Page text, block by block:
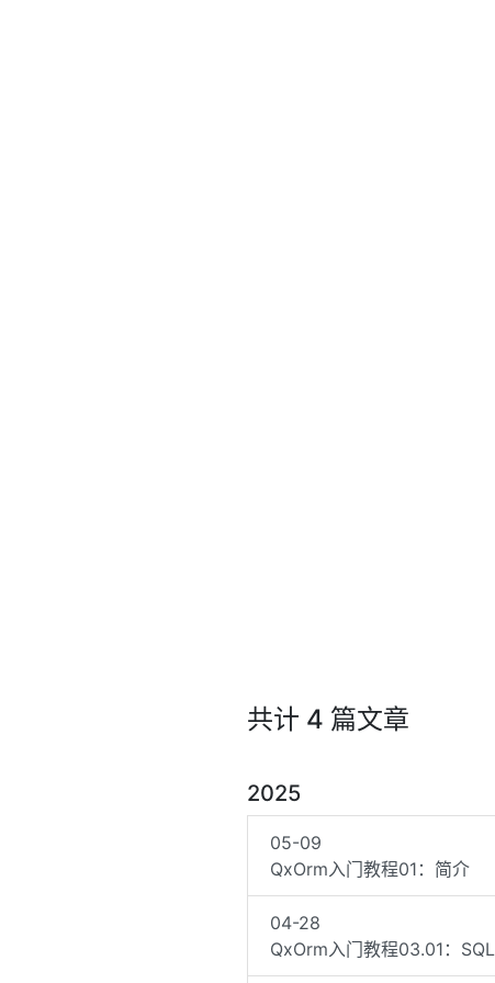
共计 4 篇文章
2025
05-09
QxOrm入门教程01：简介
04-28
QxOrm入门教程03.01：SQL